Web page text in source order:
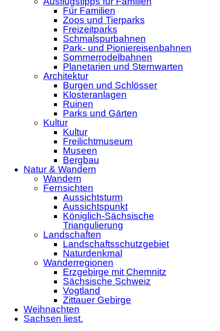
Für Familien
Zoos und Tierparks
Freizeitparks
Schmalspurbahnen
Park- und Pioniereisenbahnen
Sommerrodelbahnen
Planetarien und Sternwarten
Architektur
Burgen und Schlösser
Klosteranlagen
Ruinen
Parks und Gärten
Kultur
Kultur
Freilichtmuseum
Museen
Bergbau
Natur & Wandern
Wandern
Fernsichten
Aussichtsturm
Aussichtspunkt
Königlich-Sächsische
Triangulierung
Landschaften
Landschaftsschutzgebiet
Naturdenkmal
Wanderregionen
Erzgebirge mit Chemnitz
Sächsische Schweiz
Vogtland
Zittauer Gebirge
Weihnachten
Sachsen liest.